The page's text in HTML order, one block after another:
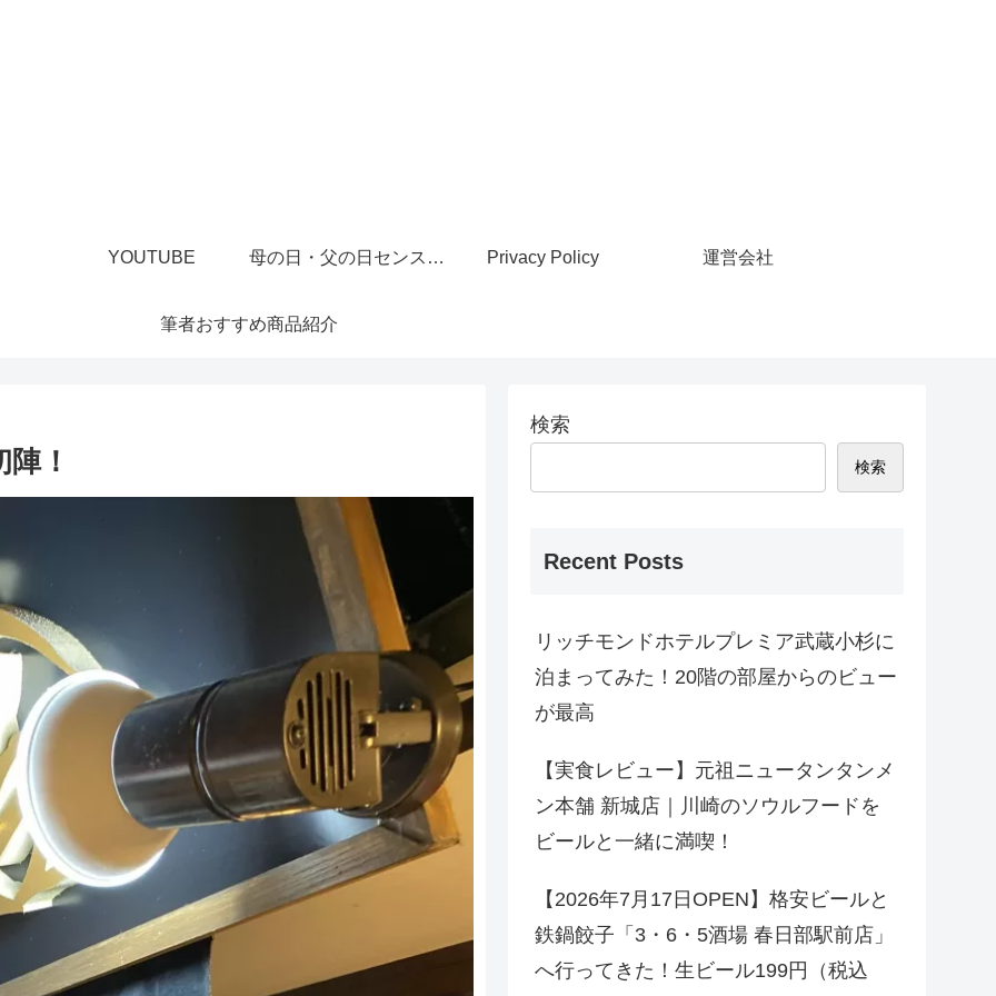
YOUTUBE 母の日・父の日センスあるプレゼント Privacy Policy 運営会社
筆者おすすめ商品紹介
！
検索
検索
Recent Posts
リッチモンドホテルプレミア武蔵小杉に
泊まってみた！20階の部屋からのビュー
が最高
【実食レビュー】元祖ニュータンタンメ
ン本舗 新城店｜川崎のソウルフードを
ビールと一緒に満喫！
【2026年7月17日OPEN】格安ビールと
鉄鍋餃子「3・6・5酒場 春日部駅前店」
へ行ってきた！生ビール199円（税込